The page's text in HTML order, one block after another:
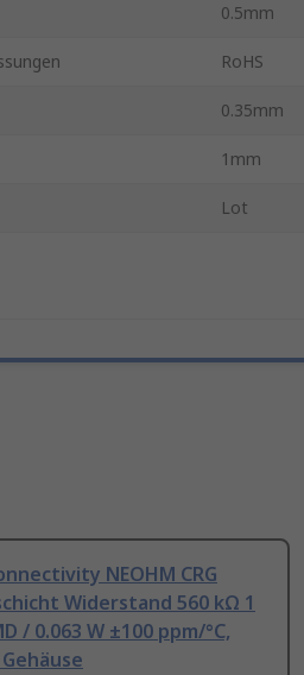
0.5mm
RoHS
0.35mm
1mm
Lot
NEOHM CRG
Widerstand 560 kΩ 1
/ 0.063 W ±100 ppm/°C,